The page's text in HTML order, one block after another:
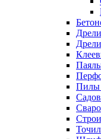
Дрели
Пилы